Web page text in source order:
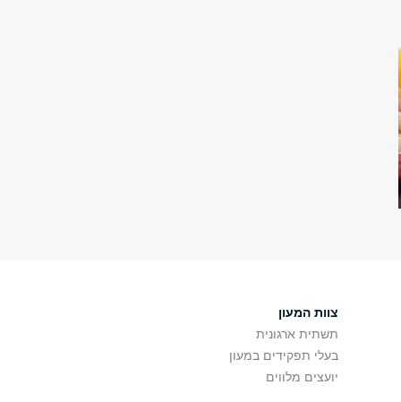
צוות המעון
תשתית ארגונית
בעלי תפקידים במעון
יועצים מלווים